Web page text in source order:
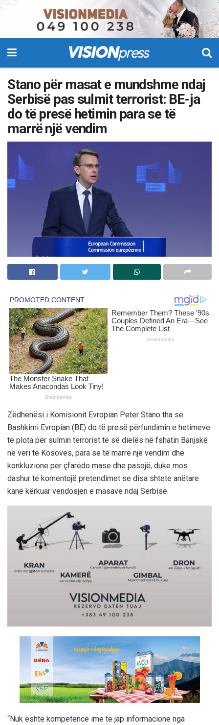
Stano për masat e mundshme ndaj
Serbisë pas sulmit terrorist: BE-ja
do të presë hetimin para se të
marrë një vendim
Zëdhënësi i Komisionit Evropian Peter Stano tha se
Bashkimi Evropian (BE) do të presë përfundimin e hetimeve
të plota për sulmin terrorist të së dielës në fshatin Banjskë
në veri të Kosovës, para se të marrë një vendim dhe
konkluzione për çfarëdo mase dhe pasojë, duke mos
dashur të komentojë pretendimet se disa shtete anëtare
kanë kërkuar vendosjen e masave ndaj Serbisë.
“Nuk është kompetencë ime të jap informacione nga